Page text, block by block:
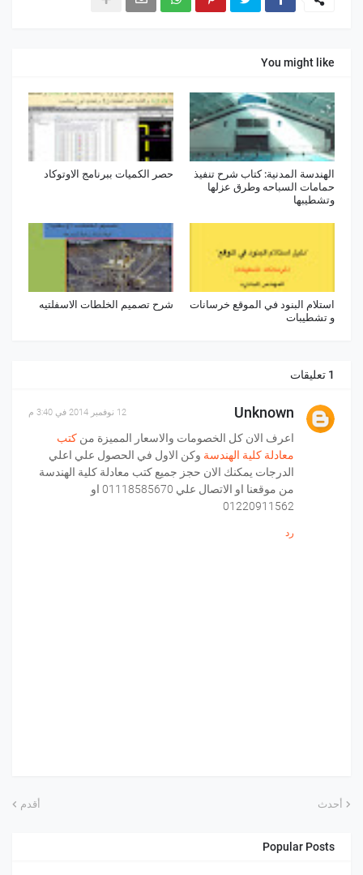
You might like
الهندسة المدنية: كتاب شرح تنفيذ
حمامات السباحه وطرق عزلها
وتشطيبها
حصر الكميات ببرنامج الاوتوكاد
استلام البنود في الموقع خرسانات
و تشطيبات
شرح تصميم الخلطات الاسفلتيه
1 تعليقات
Unknown 12 نوفمبر 2014 في 3:40 م
اعرف الان كل الخصومات والاسعار المميزة من كتب
معادلة كلية الهندسة وكن الاول في الحصول علي اعلي
الدرجات يمكنك الان حجز جميع كتب معادلة كلية الهندسة
من موقعنا او الاتصال علي 01118585670 او
01220911562
رد
أحدث أقدم
Popular Posts